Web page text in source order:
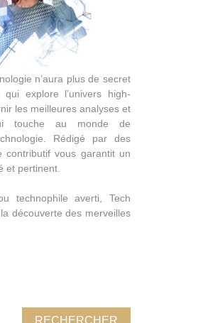
n’aura plus de secret
explore l’univers high-
les meilleures analyses et
touche au monde de
Rédigé par des
contributif vous garantit un
et pertinent.
technophile averti, Tech
découverte des merveilles